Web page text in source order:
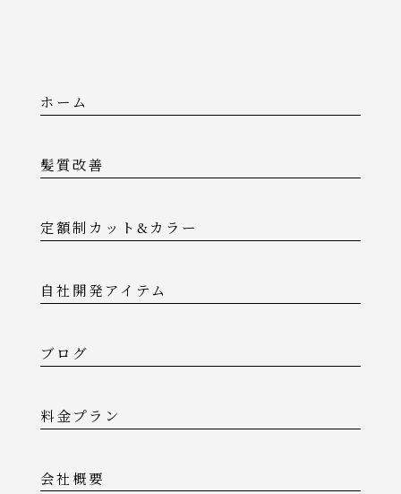
ホーム
髪質改善
定額制カット&カラー
自社開発アイテム
ブログ
料金プラン
会社概要